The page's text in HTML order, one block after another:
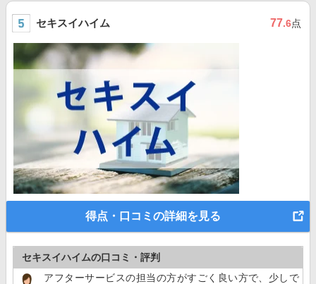
セキスイハイム 77.6点
得点・口コミの詳細を見る
セキスイハイムの口コミ・評判
アフターサービスの担当の方がすごく良い方で、少しで